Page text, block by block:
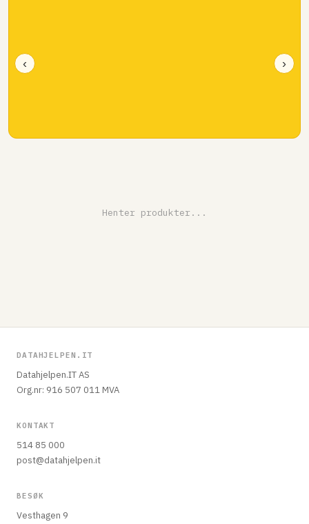
‹ ›
Henter produkter...
DATAHJELPEN.IT
Datahjelpen.IT AS
Org.nr: 916 507 011 MVA
KONTAKT
514 85 000
post@datahjelpen.it
BESØK
Vesthagen 9